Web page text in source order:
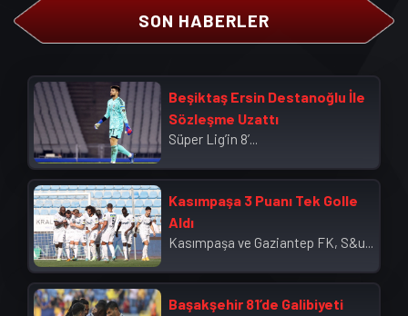
SON HABERLER
Beşiktaş Ersin Destanoğlu İle
Sözleşme Uzattı
Süper Lig’in 8’...
Kasımpaşa 3 Puanı Tek Golle
Aldı
Kasımpaşa ve Gaziantep FK, S&u...
Başakşehir 81’de Galibiyeti